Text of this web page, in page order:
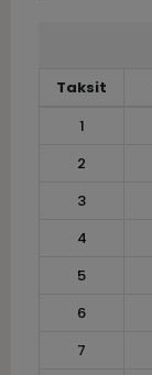
Taksit
1
2
3
4
5
6
7